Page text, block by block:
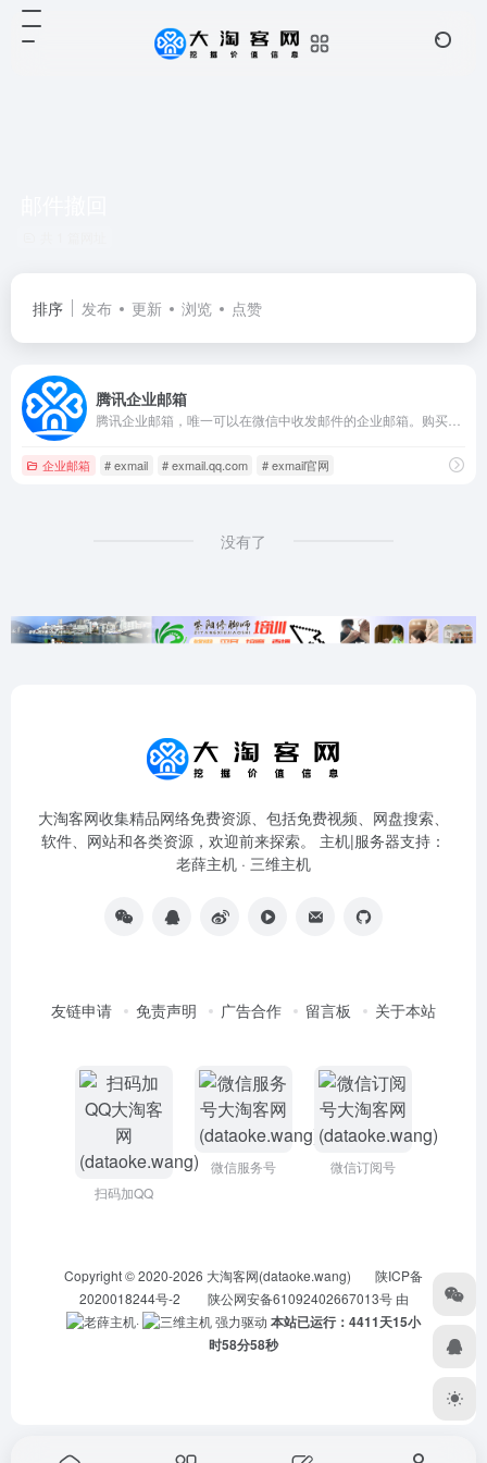
排序 发布 更新 浏览 点赞
腾讯企业邮箱
企业邮箱 # exmail # exmail.qq.com # exmail官网
没有了
大淘客网收集精品网络免费资源、包括免费视频、网盘搜索、
软件、网站和各类资源，欢迎前来探索。 主机|服务器支持：
老薛主机 · 三维主机
友链申请 免责声明 广告合作 留言板 关于本站
扫码加QQ
微信服务号 微信订阅号
Copyright © 2020-2026 大淘客网(dataoke.wang)
陕ICP备
2020018244号-2
陕公网安备61092402667013号由
·
强力驱动 本站已运行：4411天15小
时58分59秒